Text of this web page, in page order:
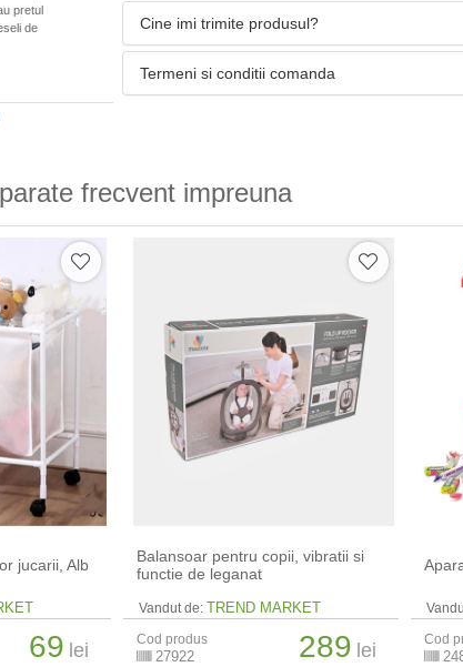
pretul
de
Cine imi trimite produsul?
Termeni si conditii comanda
frecvent impreuna
jucarii, Alb
69 lei
Balansoar pentru copii, vibratii si
functie de leganat
Vandut de: TREND MARKET
Cod produs
27922 289 lei Cod